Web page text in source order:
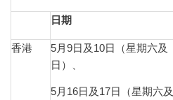
日期
香港
5月9日及10日（星期六及
日）、
5月16日及17日（星期六及